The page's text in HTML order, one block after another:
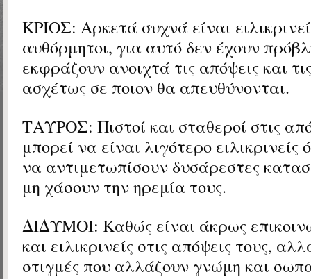
ΚΡΙΟΣ: Αρκετά συχνά είναι
αυθόρμητοι, για αυτό δεν έχουν
εκφράζουν ανοιχτά τις απόψεις και
ασχέτως σε ποιον θα απευθύνονται.
ΤΑΥΡΟΣ: Πιστοί και σταθεροί στις
μπορεί να είναι λιγότερο ειλικρινείς
να αντιμετωπίσουν δυσάρεστες
μη χάσουν την ηρεμία τους.
ΔΙΔΥΜΟΙ: Καθώς είναι άκρως
και ειλικρινείς στις απόψεις τους,
στιγμές που αλλάζουν γνώμη και